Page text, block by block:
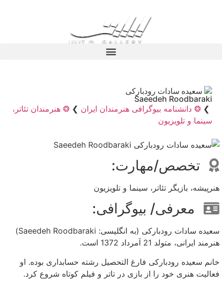
سعیده سادات رودبارکی
Saeedeh Roodbaraki
❯ ❂ دانشنامه بیوگرافی هنرمندان ایران ❯ ❂ هنرمندان تئاتر،
سینما و تلویزیون
تخصص/مهارت:
هنرپیشه، بازیگر تئاتر، سینما و تلویزیون
معرفی/ بیوگرافی:
سعیده سادات رودبارکی (به انگلیسی: Saeedeh Roodbaraki)
هنرمند ایرانی، متولد 21 اَمرداد 1372 است.
خانم سعیده رودبارکی فارغ التحصیل رشته حسابداری بوده. او
فعالیت هنری خود را از بازی در تاتر و فیلم کوتاه شروع کرد.